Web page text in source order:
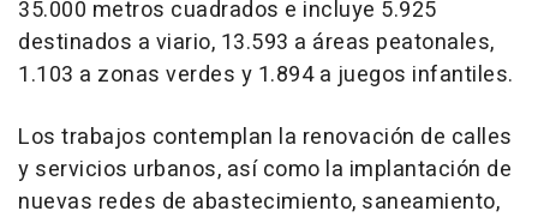
35.000 metros cuadrados e incluye 5.925
destinados a viario, 13.593 a áreas peatonales,
1.103 a zonas verdes y 1.894 a juegos infantiles.
Los trabajos contemplan la renovación de calles
y servicios urbanos, así como la implantación de
nuevas redes de abastecimiento, saneamiento,